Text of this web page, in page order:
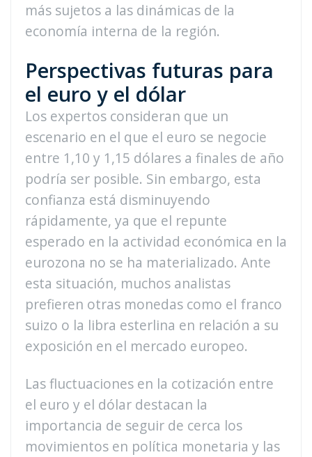
más sujetos a las dinámicas de la
economía interna de la región.
Perspectivas futuras para
el euro y el dólar
Los expertos consideran que un
escenario en el que el euro se negocie
entre 1,10 y 1,15 dólares a finales de año
podría ser posible. Sin embargo, esta
confianza está disminuyendo
rápidamente, ya que el repunte
esperado en la actividad económica en la
eurozona no se ha materializado. Ante
esta situación, muchos analistas
prefieren otras monedas como el franco
suizo o la libra esterlina en relación a su
exposición en el mercado europeo.
Las fluctuaciones en la cotización entre
el euro y el dólar destacan la
importancia de seguir de cerca los
movimientos en política monetaria y las